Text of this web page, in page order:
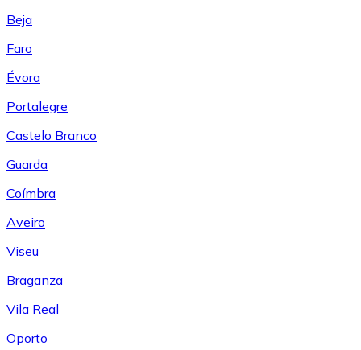
Beja
Faro
Évora
Portalegre
Castelo Branco
Guarda
Coímbra
Aveiro
Viseu
Braganza
Vila Real
Oporto